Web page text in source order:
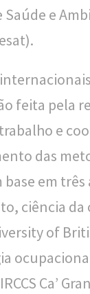
Saúde e
feita pela
e
das
em três
ciência
of
Ca’